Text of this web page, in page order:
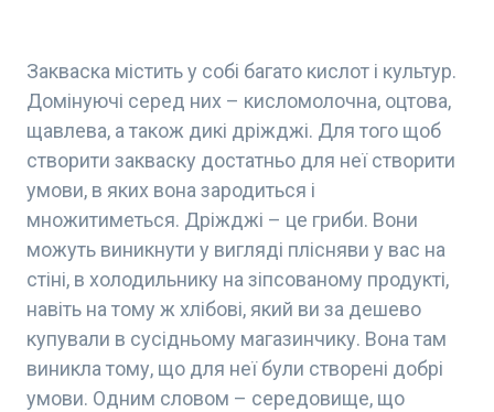
Закваска містить у собі багато кислот і культур.
Домінуючі серед них – кисломолочна, оцтова,
щавлева, а також дикі дріжджі. Для того щоб
створити закваску достатньо для неї створити
умови, в яких вона зародиться і
множитиметься. Дріжджі – це гриби. Вони
можуть виникнути у вигляді плісняви у вас на
стіні, в холодильнику на зіпсованому продукті,
навіть на тому ж хлібові, який ви за дешево
купували в сусідньому магазинчику. Вона там
виникла тому, що для неї були створені добрі
умови. Одним словом – середовище, що